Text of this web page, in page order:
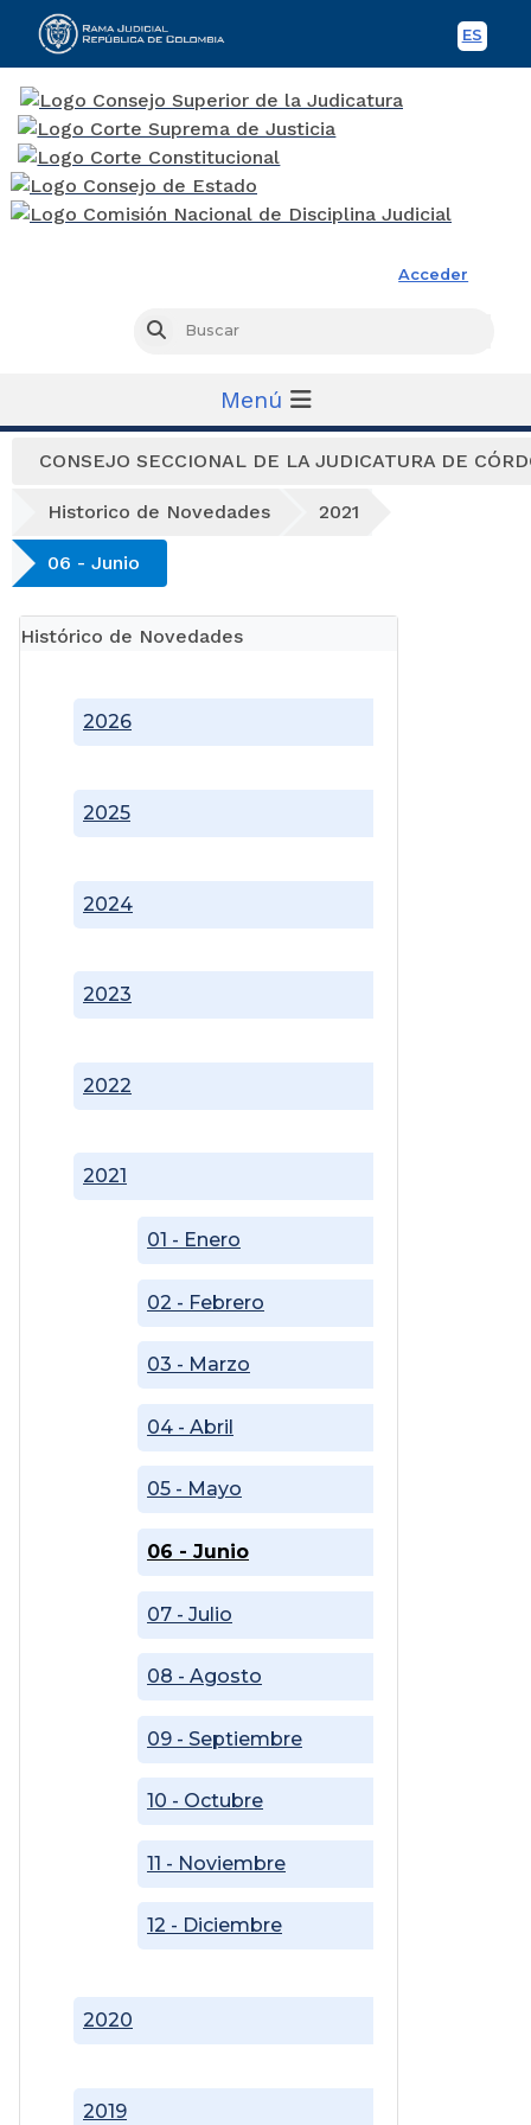
ES
Acceder
Buscar
Menú
CONSEJO SECCIONAL DE LA JUDICATURA DE
Historico de Novedades 2021
06 - Junio
Histórico de Novedades
2019
2020
2021
01 - Enero
02 - Febrero
03 - Marzo
04 - Abril
05 - Mayo
06 - Junio
07 - Julio
08 - Agosto
09 - Septiembre
10 - Octubre
11 - Noviembre
12 - Diciembre
2022
2023
2024
2025
2026